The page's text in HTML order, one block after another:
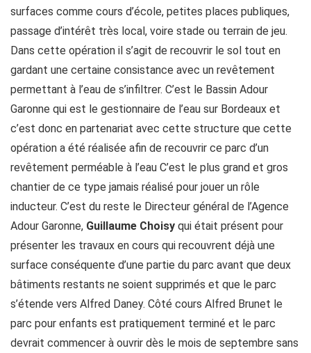
surfaces comme cours d’école, petites places publiques,
passage d’intérêt très local, voire stade ou terrain de jeu.
Dans cette opération il s’agit de recouvrir le sol tout en
gardant une certaine consistance avec un revêtement
permettant à l’eau de s’infiltrer. C’est le Bassin Adour
Garonne qui est le gestionnaire de l’eau sur Bordeaux et
c’est donc en partenariat avec cette structure que cette
opération a été réalisée afin de recouvrir ce parc d’un
revêtement perméable à l’eau C’est le plus grand et gros
chantier de ce type jamais réalisé pour jouer un rôle
inducteur. C’est du reste le Directeur général de l’Agence
Adour Garonne, Guillaume Choisy qui était présent pour
présenter les travaux en cours qui recouvrent déjà une
surface conséquente d’une partie du parc avant que deux
bâtiments restants ne soient supprimés et que le parc
s’étende vers Alfred Daney. Côté cours Alfred Brunet le
parc pour enfants est pratiquement terminé et le parc
devrait commencer à ouvrir dès le mois de septembre sans